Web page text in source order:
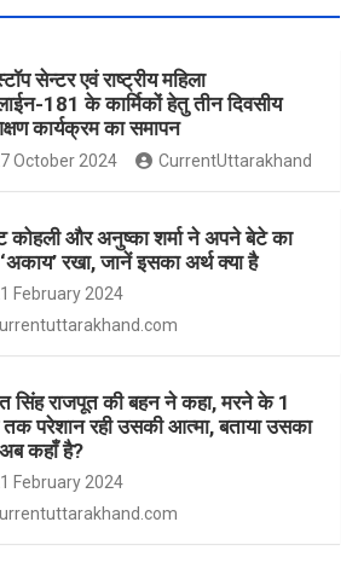
सेन्टर एवं राष्ट्रीय महिला
181 के कार्मिकों हेतु तीन दिवसीय
कार्यक्रम का समापन
October 2024 CurrentUttarakhand
कोहली और अनुष्का शर्मा ने अपने बेटे का
रखा, जानें इसका अर्थ क्‍या है
February 2024
सिंह राजपूत की बहन ने कहा, मरने के 1
परेशान रही उसकी आत्मा, बताया उसका
कहाँ है?
February 2024